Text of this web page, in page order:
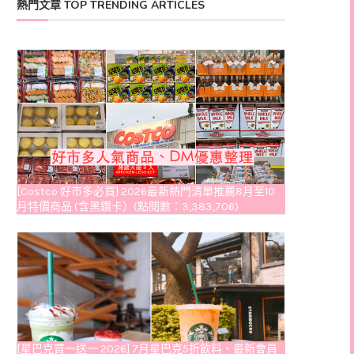
熱門文章 TOP TRENDING ARTICLES
[Costco 好市多必買] 2026最新熱門清單推薦8月至10
月特價商品 (含黑鑽卡）(點閱數：3,383,706)
[星巴克買一送一 2026] 7月星巴克5折飲料、最新會員